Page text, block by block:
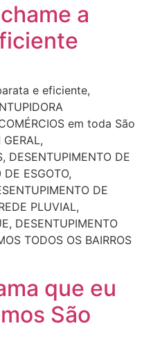
a
e eficiente,
em toda São
DESENTUPIMENTO DE
ESGOTO,
DE
PLUVIAL,
DESENTUPIMENTO
TODOS OS BAIRROS
que eu
São